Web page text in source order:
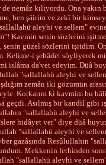
de nemâz kılıyordu. Ona
ben şâirim ve zekî bir
aleyhi ve sellem"
Kavmin senin sözlerini
senin güzel sözlerini işitdim.
Kelime-i şehâdet söyliyerek
islâma da'vet edeyim. Düâ
"sallallahü aleyhi ve
zemân iki gözümün
Korkarım ki kavmim bu
geçdi. Asılmış bir kandil gibi
"sallallahü aleyhi ve
hidâyet ver" diye düâ
"sallallahü aleyhi ve
gazâsında Resûlullahın
Mekkenin fethinden
"sallallahü aleyhi ve